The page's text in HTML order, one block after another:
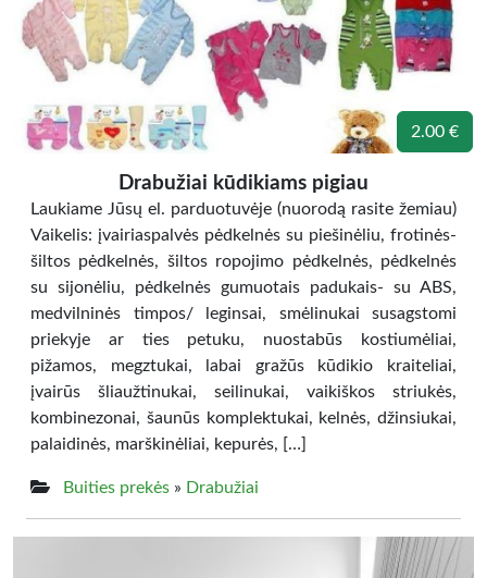
2.00 €
Drabužiai kūdikiams pigiau
Laukiame Jūsų el. parduotuvėje (nuorodą rasite žemiau)
Vaikelis: įvairiaspalvės pėdkelnės su piešinėliu, frotinės-
šiltos pėdkelnės, šiltos ropojimo pėdkelnės, pėdkelnės
su sijonėliu, pėdkelnės gumuotais padukais- su ABS,
medvilninės timpos/ leginsai, smėlinukai susagstomi
priekyje ar ties petuku, nuostabūs kostiumėliai,
pižamos, megztukai, labai gražūs kūdikio kraiteliai,
įvairūs šliaužtinukai, seilinukai, vaikiškos striukės,
kombinezonai, šaunūs komplektukai, kelnės, džinsiukai,
palaidinės, marškinėliai, kepurės, […]
Buities prekės » Drabužiai